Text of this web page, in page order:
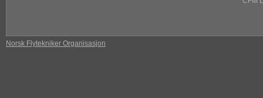
Norsk Flytekniker Organisasjon